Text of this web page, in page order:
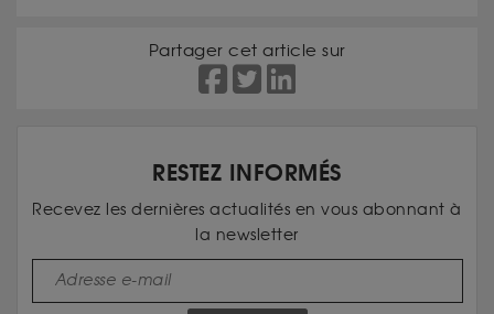
Partager cet article sur
RESTEZ INFORMÉS
Recevez les dernières actualités en vous abonnant à
la newsletter